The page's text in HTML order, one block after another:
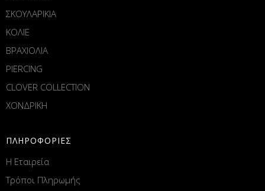
ΣΚΟΥΛΑΡΙΚΙΑ
ΚΟΛΙΕ
ΒΡΑΧΙΟΛΙΑ
PIERCING
CLOVER COLLECTION
ΧΟΝΔΡΙΚΗ
ΠΛΗΡΟΦΟΡΙΕΣ
Η Εταιρεία
Τρόποι Πληρωμής